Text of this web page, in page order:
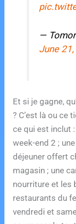
—
June
Et si je gagne,
? C’est là ou ce
ce qui est inclut
week-end 2 ;
déjeuner offert
magasin ; une
nourriture et les
restaurants du
vendredi et